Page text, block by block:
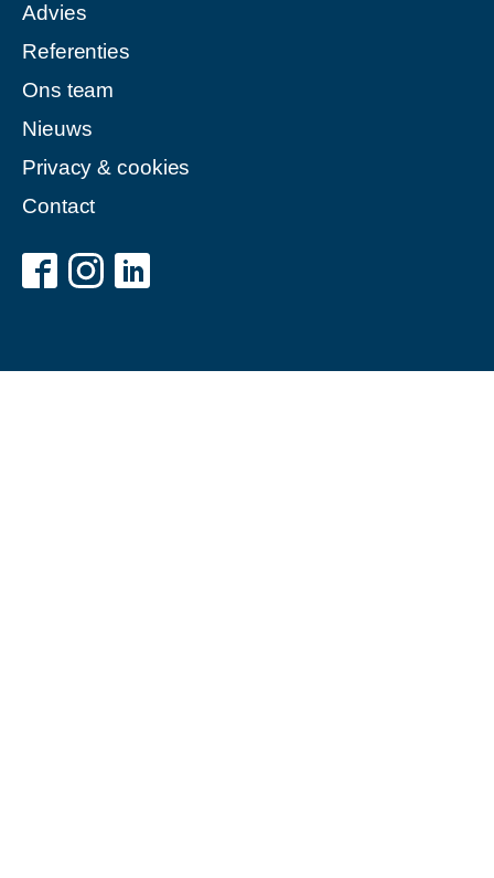
Advies
Referenties
Ons team
Nieuws
Privacy & cookies
Contact